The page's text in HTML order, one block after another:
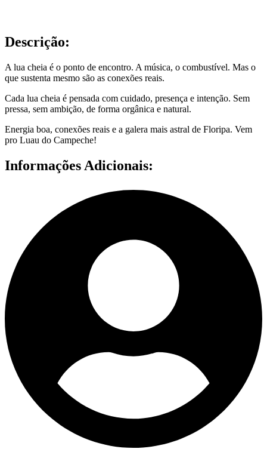
Descrição:
A lua cheia é o ponto de encontro. A música, o combustível. Mas o
que sustenta mesmo são as conexões reais.
Cada lua cheia é pensada com cuidado, presença e intenção. Sem
pressa, sem ambição, de forma orgânica e natural.
Energia boa, conexões reais e a galera mais astral de Floripa. Vem
pro Luau do Campeche!
Informações Adicionais: